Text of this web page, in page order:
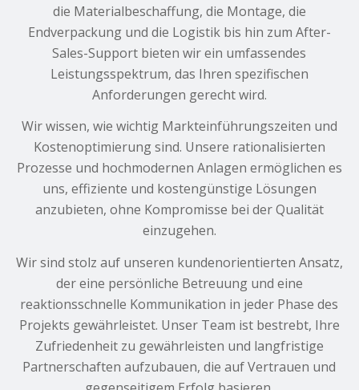
die Materialbeschaffung, die Montage, die
Endverpackung und die Logistik bis hin zum After-
Sales-Support bieten wir ein umfassendes
Leistungsspektrum, das Ihren spezifischen
Anforderungen gerecht wird.
Wir wissen, wie wichtig Markteinführungszeiten und
Kostenoptimierung sind. Unsere rationalisierten
Prozesse und hochmodernen Anlagen ermöglichen es
uns, effiziente und kostengünstige Lösungen
anzubieten, ohne Kompromisse bei der Qualität
einzugehen.
Wir sind stolz auf unseren kundenorientierten Ansatz,
der eine persönliche Betreuung und eine
reaktionsschnelle Kommunikation in jeder Phase des
Projekts gewährleistet. Unser Team ist bestrebt, Ihre
Zufriedenheit zu gewährleisten und langfristige
Partnerschaften aufzubauen, die auf Vertrauen und